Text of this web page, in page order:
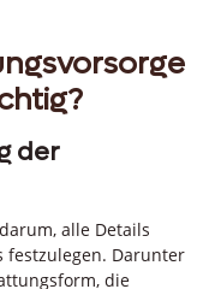
der
alle Details
festzulegen. Darunter
die